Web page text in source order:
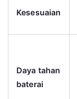
Kesesuaian
Daya tahan
baterai